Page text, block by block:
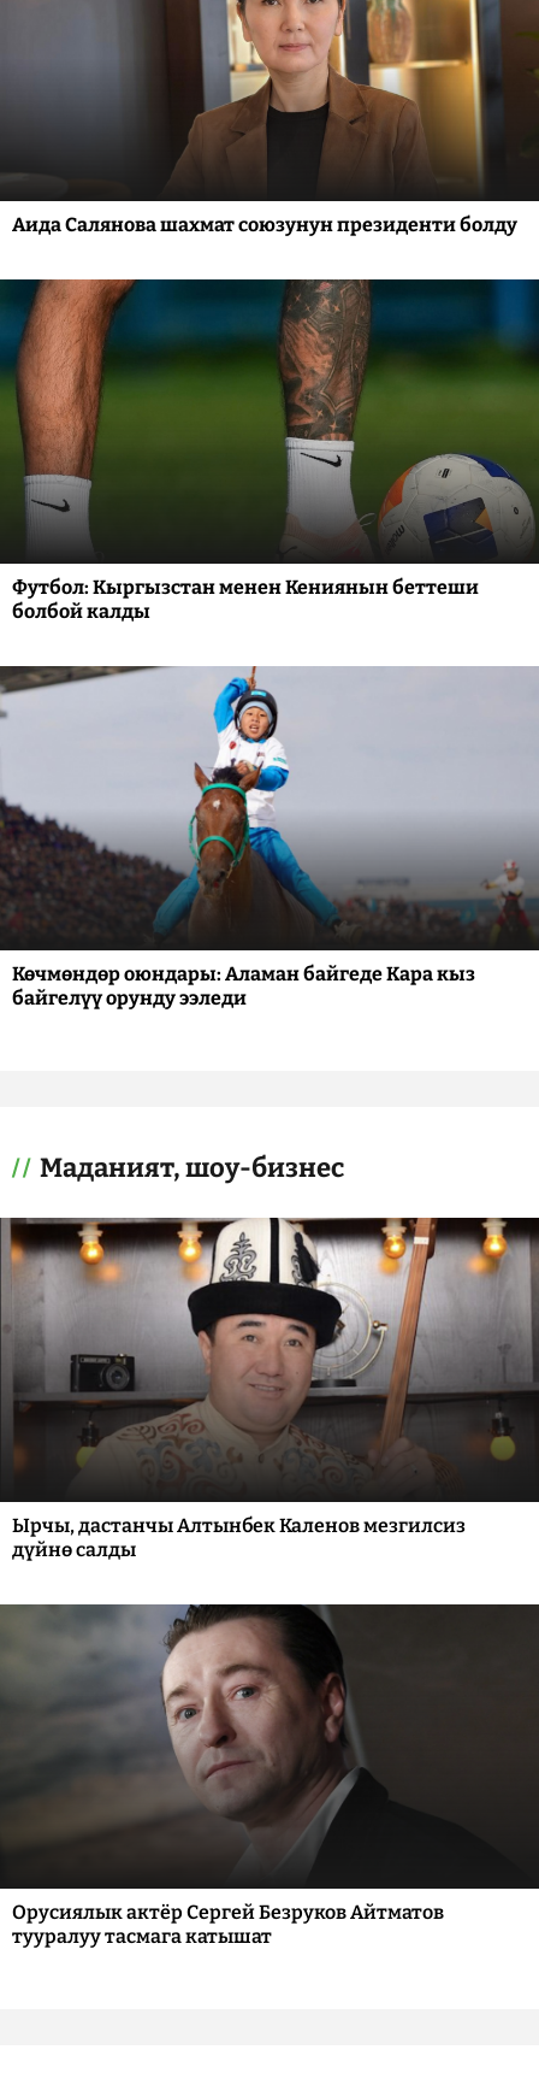
Аида Салянова шахмат союзунун президенти болду
Футбол: Кыргызстан менен Кениянын беттеши
болбой калды
Көчмөндөр оюндары: Аламан байгеде Кара кыз
байгелүү орунду ээледи
Маданият, шоу-бизнес
Ырчы, дастанчы Алтынбек Каленов мезгилсиз
дүйнө салды
Орусиялык актёр Сергей Безруков Айтматов
тууралуу тасмага катышат